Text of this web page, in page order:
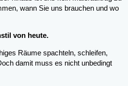
wann Sie uns brauchen und wo
von heute.
Räume spachteln, schleifen,
damit muss es nicht unbedingt